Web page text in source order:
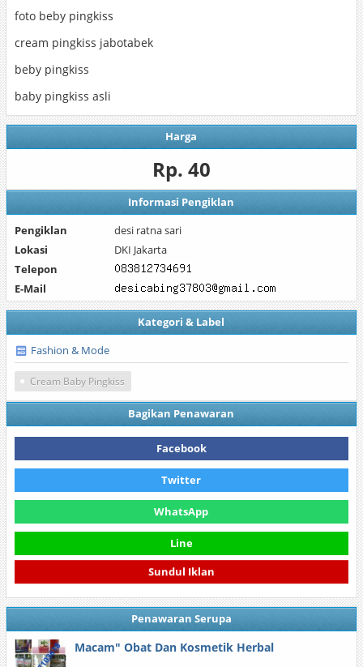
foto beby pingkiss
cream pingkiss jabotabek
beby pingkiss
baby pingkiss asli
Harga
Rp. 40
Informasi Pengiklan
Pengiklan
desi ratna sari
Lokasi
DKI Jakarta
Telepon
E-Mail
Kategori & Label
Fashion & Mode
Cream Baby Pingkiss
Bagikan Penawaran
Facebook
Twitter
WhatsApp
Line
Sundul Iklan
Penawaran Serupa
Macam" Obat Dan Kosmetik Herbal